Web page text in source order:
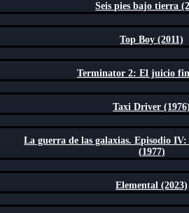
Seis pies bajo tierra
Top Boy (2011)
Terminator 2: El juicio
Taxi Driver (1976)
La guerra de las galaxias. Episodio IV:
(1977)
Elemental (2023)